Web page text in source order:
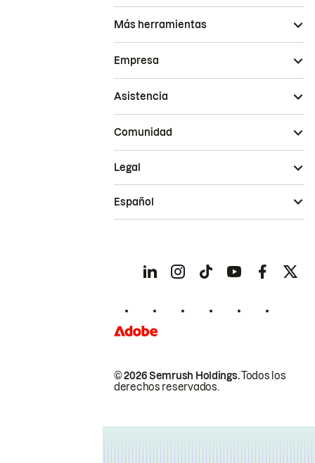
Más herramientas
Empresa
Asistencia
Comunidad
© 2026 Semrush Holdings.Todos los
derechos reservados.
Legal
Español